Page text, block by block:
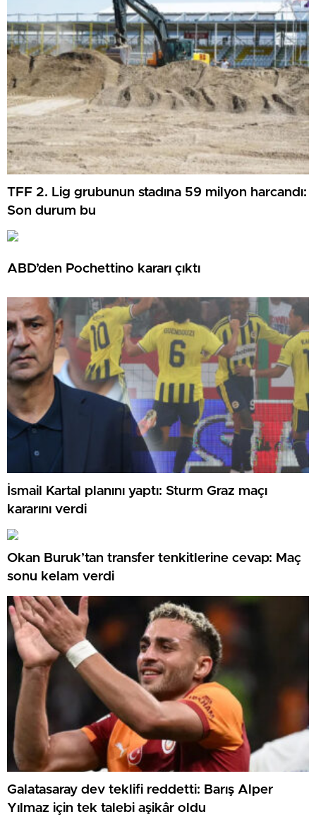
TFF 2. Lig grubunun stadına 59 milyon harcandı:
Son durum bu
ABD’den Pochettino kararı çıktı
İsmail Kartal planını yaptı: Sturm Graz maçı
kararını verdi
Okan Buruk’tan transfer tenkitlerine cevap: Maç
sonu kelam verdi
Galatasaray dev teklifi reddetti: Barış Alper
Yılmaz için tek talebi aşikâr oldu